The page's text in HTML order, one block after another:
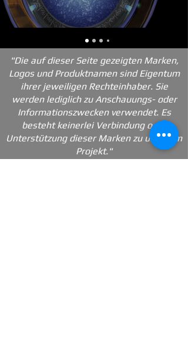
"Die auf dieser Seite gezeigten Marken,
Logos und Produktnamen sind Eigentum
ihrer jeweiligen Rechteinhaber. Sie
werden lediglich zu Anschauungs- oder
Informationszwecken verwendet. Es
besteht keinerlei Verbindung oder
Unterstützung dieser Marken zu unserem
Projekt."